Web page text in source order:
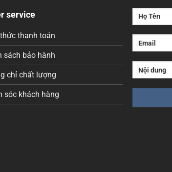
service
thanh toán
sách bảo hành
chỉ chất lượng
sóc khách hàng